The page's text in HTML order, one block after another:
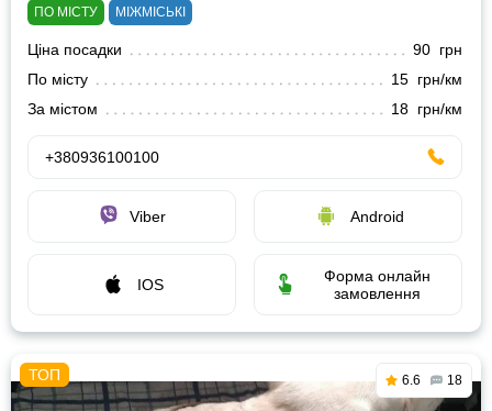
ПО МІСТУ МІЖМІСЬКІ
Ціна посадки
90 грн
По місту
15 грн/км
За містом
18 грн/км
+380936100100
Viber Android
IOS
Форма онлайн
замовлення
6.6 18